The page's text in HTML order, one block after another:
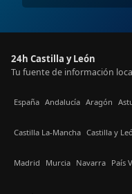
24h Castilla y León
Tu fuente de información
España Andalucía Aragón
Castilla La-Mancha Castilla y
Madrid Murcia Navarra País